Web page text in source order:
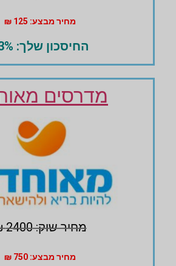
מחיר מבצע: 125 ₪
החיסכון שלך: 83%
מדרסים
מחיר שוק: 2400 ₪
מחיר מבצע: 750 ₪